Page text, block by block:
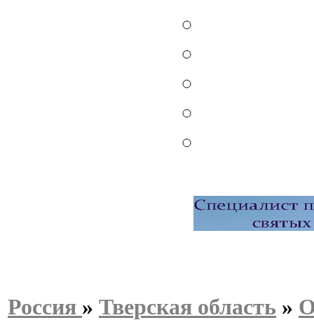
Россия » Тверская область »